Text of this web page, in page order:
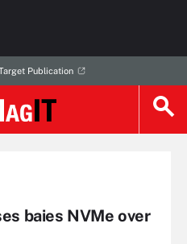
Publication
baies NVMe over